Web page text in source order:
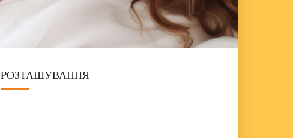
PОЗТАШУВАННЯ